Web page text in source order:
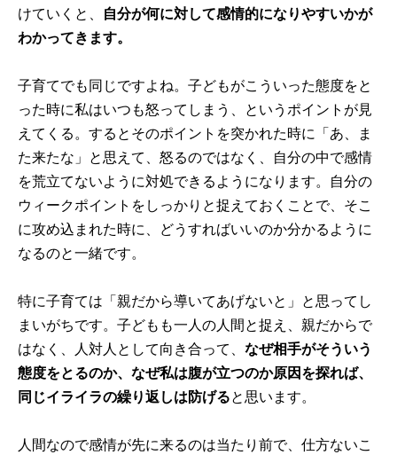
けていくと、 自分が何に対して感情的になりやすいかが
わかってきます。
子育てでも同じですよね。子どもがこういった態度をと
った時に私はいつも怒ってしまう、というポイントが見
えてくる。するとそのポイントを突かれた時に「あ、ま
た来たな」と思えて、怒るのではなく、自分の中で感情
を荒立てないように対処できるようになります。自分の
ウィークポイントをしっかりと捉えておくことで、そこ
に攻め込まれた時に、どうすればいいのか分かるように
なるのと一緒です。
特に子育ては「親だから導いてあげないと」と思ってし
まいがちです。子どもも一人の人間と捉え、親だからで
はなく、人対人として向き合って、 なぜ相手がそういう
態度をとるのか、なぜ私は腹が立つのか原因を探れば、
同じイライラの繰り返しは防げると思います。
人間なので感情が先に来るのは当たり前で、仕方ないこ